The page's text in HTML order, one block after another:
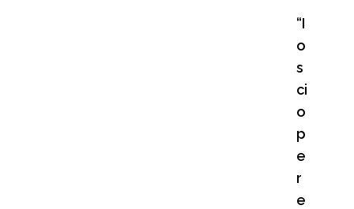
“I
o
s
ci
o
p
e
r
e